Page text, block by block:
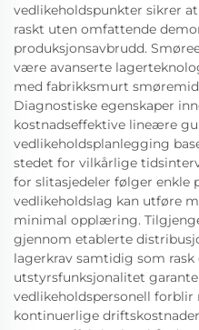
vedlikeholdspunkter sikrer
raskt uten omfattende
produksjonsavbrudd.
være avanserte
med fabrikksmurt
Diagnostiske egenskaper
kostnadseffektive lineære
vedlikeholdsplanlegging
stedet for vilkårlige
for slitasjedeler følger enkle
vedlikeholdslag kan utføre
minimal opplæring.
gjennom etablerte
lagerkrav samtidig som
utstyrsfunksjonalitet
vedlikeholdspersonell forblir
kontinuerlige